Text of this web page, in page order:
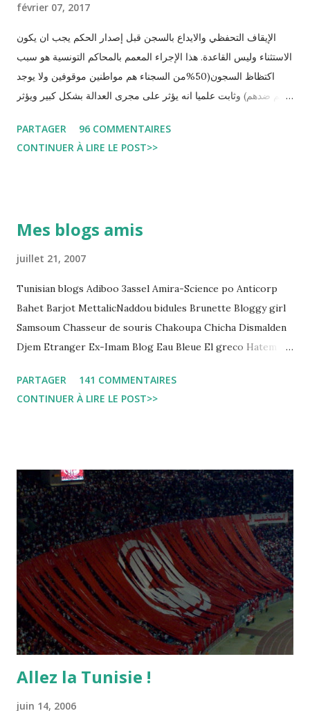
février 07, 2017
الإيقاف التحفظي والايداع بالسجن قبل إصدار الحكم يجب ان يكون
الاستثناء وليس القاعدة. هذا الإجراء المعمم بالمحاكم التونسية هو سبب
اكتظاظ السجون(50%من السجناء هم مواطنين موقوفين ولا يوجد
حكم ضدهم) وثابت علميا انه يؤثر على مجرى العدالة بشكل كبير ويؤثر
التي قضاها تحفظيا . هذه الممارسات تسبب كوارث اجتماعية واقتصادية
و تجعل المواطن يحقد على المنظومة القضائية و يحس بالظلم و القهر
regard des Lignes directrices Luanda"
PARTAGER
96 COMMENTAIRES
CONTINUER À LIRE LE POST>>
Mes blogs amis
juillet 21, 2007
Tunisian blogs Adiboo 3assel Amira-Science po Anticorp
Bahet Barjot MettalicNaddou bidules Brunette Bloggy girl
Samsoum Chasseur de souris Chakoupa Chicha Dismalden
Djem Etranger Ex-Imam Blog Eau Bleue El greco Hatem
Leila fi amarikia Little Sarah American girl Massir mots a
dire Mouch ex Mazzika Tun...
PARTAGER
141 COMMENTAIRES
CONTINUER À LIRE LE POST>>
Allez la Tunisie !
juin 14, 2006